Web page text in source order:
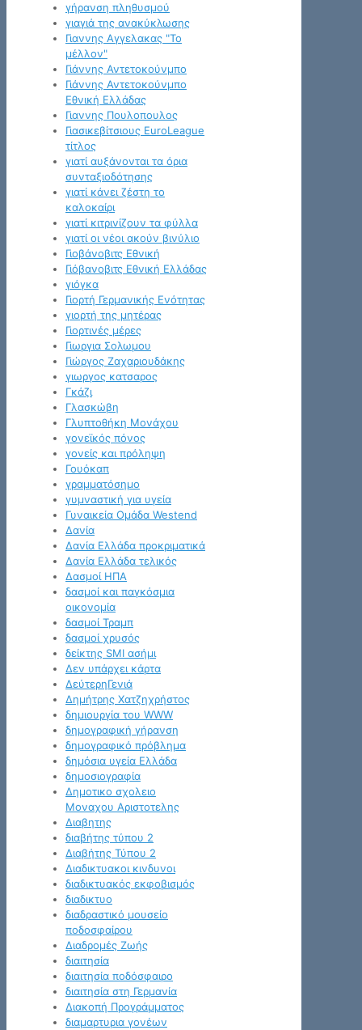
γήρανση πληθυσμού
γιαγιά της ανακύκλωσης
Γιαννης Αγγελακας "Το
μέλλον"
Γιάννης Αντετοκούνμπο
Γιάννης Αντετοκούνμπο
Εθνική Ελλάδας
Γιαννης Πουλοπουλος
Γιασικεβίτσιους EuroLeague
τίτλος
γιατί αυξάνονται τα όρια
συνταξιοδότησης
γιατί κάνει ζέστη το
καλοκαίρι
γιατί κιτρινίζουν τα φύλλα
γιατί οι νέοι ακούν βινύλιο
Γιοβάνοβιτς Εθνική
Γιόβανοβιτς Εθνική Ελλάδας
γιόγκα
Γιορτή Γερμανικής Ενότητας
γιορτή της μητέρας
Γιορτινές μέρες
Γιωργια Σολωμου
Γιώργος Ζαχαριουδάκης
γιωργος κατσαρος
Γκάζι
Γλασκώβη
Γλυπτοθήκη Μονάχου
γονεϊκός πόνος
γονείς και πρόληψη
Γουόκαπ
γραμματόσημο
γυμναστική για υγεία
Γυναικεία Ομάδα Westend
Δανία
Δανία Ελλάδα προκριματικά
Δανία Ελλάδα τελικός
Δασμοί ΗΠΑ
δασμοί και παγκόσμια
οικονομία
δασμοί Τραμπ
δασμοί χρυσός
δείκτης SMI ασήμι
Δεν υπάρχει κάρτα
ΔεύτερηΓενιά
Δημήτρης Χατζηχρήστος
δημιουργία του WWW
δημογραφική γήρανση
δημογραφικό πρόβλημα
δημόσια υγεία Ελλάδα
δημοσιογραφία
Δημοτικο σχολειο
Μοναχου Αριστοτελης
Διαβητης
διαβήτης τύπου 2
Διαβήτης Τύπου 2
Διαδικτυακοι κινδυνοι
διαδικτυακός εκφοβισμός
διαδικτυο
διαδραστικό μουσείο
ποδοσφαίρου
Διαδρομές Ζωής
διαιτησία
διαιτησία ποδόσφαιρο
διαιτησία στη Γερμανία
Διακοπή Προγράμματος
διαμαρτυρια γονέων